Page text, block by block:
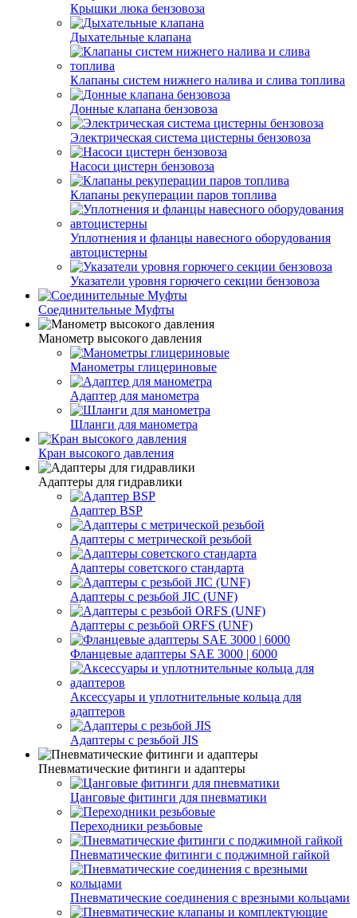
Крышки люка бензовоза
Дыхательные клапана
Клапаны систем нижнего налива и слива топлива
Донные клапана бензовоза
Электрическая система цистерны бензовоза
Насоси цистерн бензовоза
Клапаны рекуперации паров топлива
Уплотнения и фланцы навесного оборудования
автоцистерны
Указатели уровня горючего секции бензовоза
Соединительные Муфты
Манометр высокого давления
Манометры глицериновые
Адаптер для манометра
Шланги для манометра
Кран высокого давления
Адаптеры для гидравлики
Адаптер BSP
Адаптеры с метрической резьбой
Адаптеры советского стандарта
Адаптеры с резьбой JIC (UNF)
Адаптеры с резьбой ORFS (UNF)
Фланцевые адаптеры SAE 3000 | 6000
Аксессуары и уплотнительные кольца для
адаптеров
Адаптеры с резьбой JIS
Пневматические фитинги и адаптеры
Цанговые фитинги для пневматики
Переходники резьбовые
Пневматические фитинги с поджимной гайкой
Пневматические соединения с врезными кольцами